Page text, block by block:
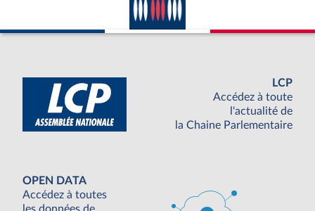
LCP
Accédez à toute
l'actualité de
la Chaine Parlementaire
OPEN DATA
Accédez à toutes